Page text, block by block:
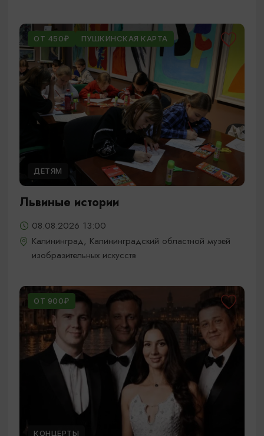
ОТ 450₽ ПУШКИНСКАЯ КАРТА
ДЕТЯМ
Львиные истории
08.08.2026 13:00
Калининград, Калининградский областной музей
изобразительных искусств
ОТ 900₽
КОНЦЕРТЫ